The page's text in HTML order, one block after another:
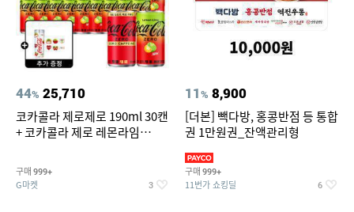
44% 25,710
코카콜라 제로제로 190ml 30캔
+ 코카콜라 제로 레몬라임
티커 세트
구매 999+
G마켓 3
11% 8,900
[더본] 빽다방, 홍콩반점 등 통합
권 1만원권_잔액관리형
구매 999+
11번가 쇼킹딜 6